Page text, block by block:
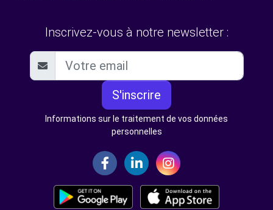
Inscrivez-vous à notre newsletter :
S'inscrire
Informations sur le traitement de vos données
personnelles